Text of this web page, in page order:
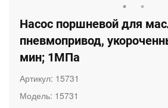
Насос поршневой для
пневмопривод,
мин; 1МПа
Артикул: 15731
Модель: 15731